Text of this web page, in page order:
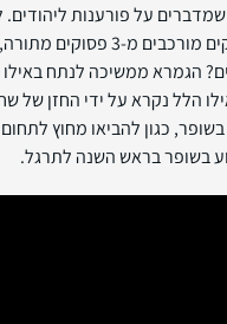
על פורענות ליהודים.
רק של הצבור. עשרת הפסוקים
הגמרא ממשיכה לנתח
הלל נקרא על ידי החזן של
כגון להביאו מחוץ
בשופר בראש השנה לתרגל.